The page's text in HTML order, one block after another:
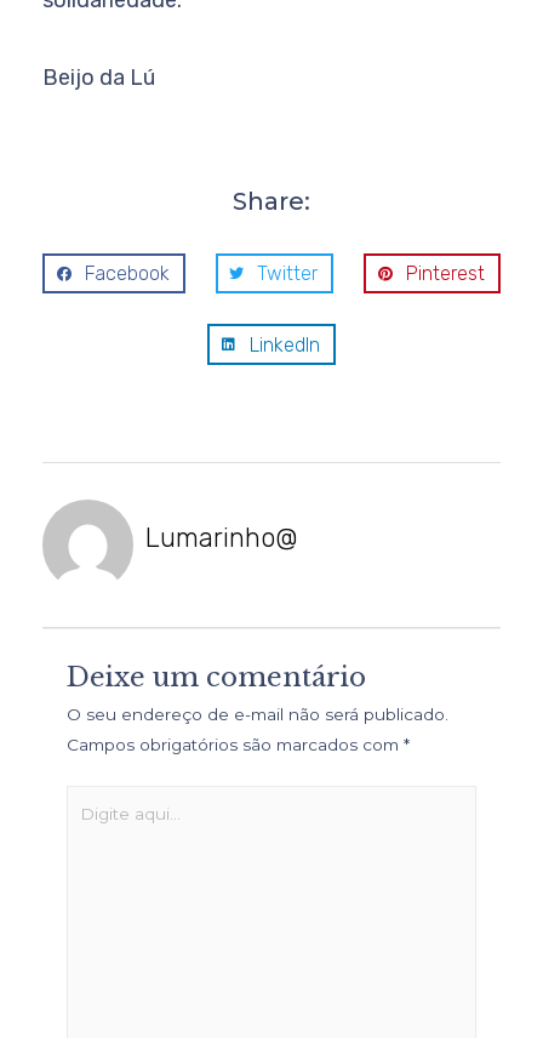
Beijo da Lú
Share:
Facebook Twitter Pinterest
LinkedIn
Lumarinho@
Deixe um comentário
O seu endereço de e-mail não será publicado.
Campos obrigatórios são marcados com *